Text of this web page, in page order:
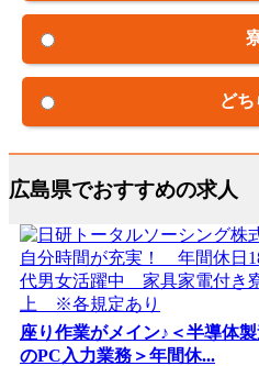
ど
広島県でおすすめの求人
座り作業がメイン♪＜半導体
のPC入力業務＞年間休...